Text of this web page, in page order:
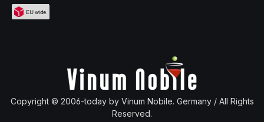
Copyright © 2006-today by Vinum Nobile. Germany / All Rights
Reserved.